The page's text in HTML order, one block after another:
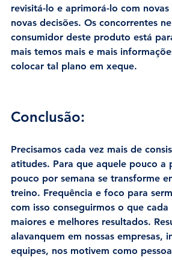
revisitá-lo e aprimorá-lo com
novas decisões. Os concorrentes
consumidor deste produto está
mais temos mais e mais
colocar tal plano em xeque.
Conclusão:
Precisamos cada vez mais de
atitudes. Para que aquele pouco a
pouco por semana se transforme
treino. Frequência e foco para
com isso conseguirmos o que
maiores e melhores resultados.
alavanquem em nossas empresas,
equipes, nos motivem como